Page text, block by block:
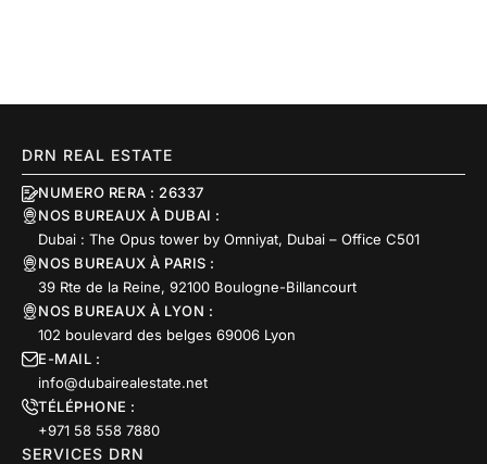
DRN REAL ESTATE
NUMERO RERA : 26337
NOS BUREAUX À DUBAI :
Dubai : The Opus tower by Omniyat, Dubai – Office C501
NOS BUREAUX À PARIS :
39 Rte de la Reine, 92100 Boulogne-Billancourt
NOS BUREAUX À LYON :
102 boulevard des belges 69006 Lyon
E-MAIL :
info@dubairealestate.net
TÉLÉPHONE :
+971 58 558 7880
SERVICES DRN